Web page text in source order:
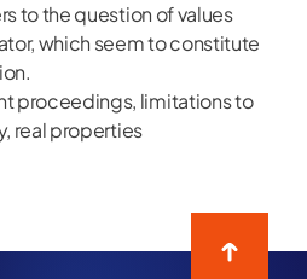
to the question of values
which seem to constitute
proceedings, limitations to
real properties